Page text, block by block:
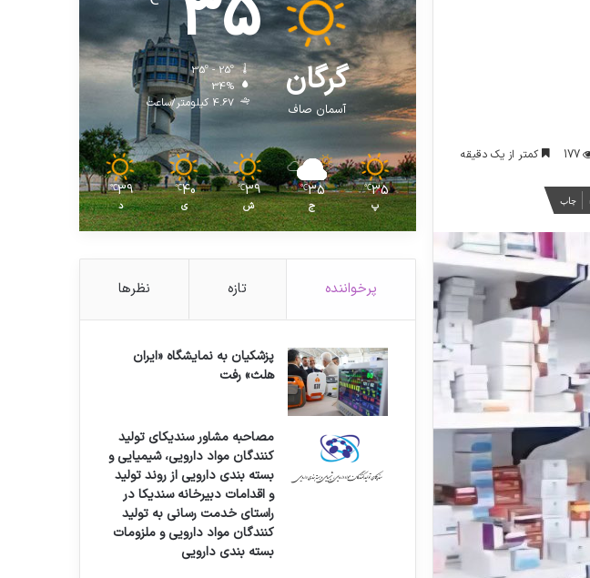
177 کمتر از یک دقیقه
چاپ
گرگان
آسمان صاف
35º - 25º
34%
4.67 کیلومتر/ساعت
35
℃
پ
35
℃
ج
39
℃
ش
40
℃
ی
39
℃
د
پرخواننده تازه نظرها
پزشکیان به نمایشگاه «ایران
هلث» رفت
مصاحبه مشاور سندیکای تولید
کنندگان مواد دارویی، شیمیایی و
بسته بندی دارویی از روند تولید
و اقدامات دبیرخانه سندیکا در
راستای خدمت رسانی به تولید
کنندگان مواد دارویی و ملزومات
بسته بندی دارویی